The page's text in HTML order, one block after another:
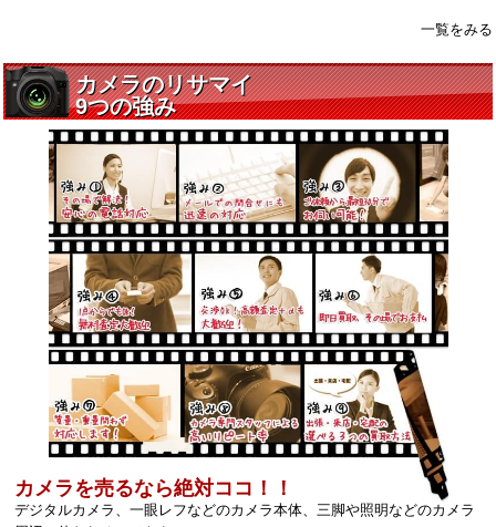
一覧をみる
カメラを売るなら絶対ココ！！
デジタルカメラ、一眼レフなどのカメラ本体、三脚や照明などのカメラ